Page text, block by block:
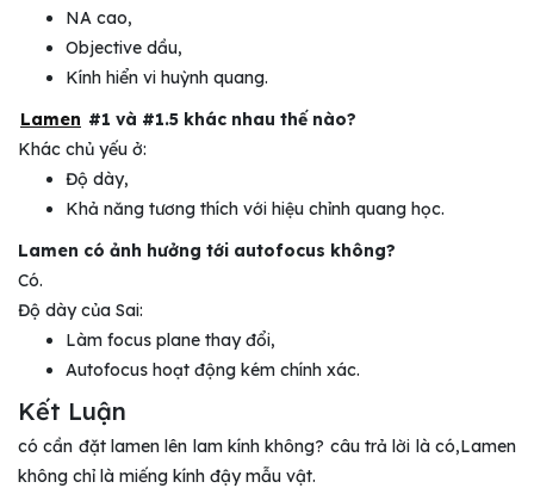
NA cao,
Objective dầu,
Kính hiển vi huỳnh quang.
Lamen #1 và #1.5 khác nhau thế nào?
Khác chủ yếu ở:
Độ dày,
Khả năng tương thích với hiệu chỉnh quang học.
Lamen có ảnh hưởng tới autofocus không?
Có.
Độ dày của Sai:
Làm focus plane thay đổi,
Autofocus hoạt động kém chính xác.
Kết Luận
có cần đặt lamen lên lam kính không? câu trả lời là có,Lamen
không chỉ là miếng kính đậy mẫu vật.